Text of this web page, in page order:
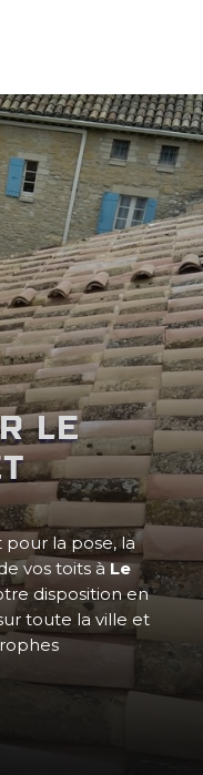
Le
la pose, la
vos toits àLe
disposition en
toute la ville et